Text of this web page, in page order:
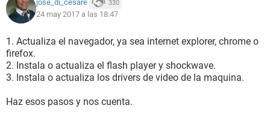
jose_di_cesare 330
24 may 2017 a las 18:47
1. Actualiza el navegador, ya sea internet explorer, chrome o
firefox.
2. Instala o actualiza el flash player y shockwave.
3. Instala o actualiza los drivers de video de la maquina.
Haz esos pasos y nos cuenta.